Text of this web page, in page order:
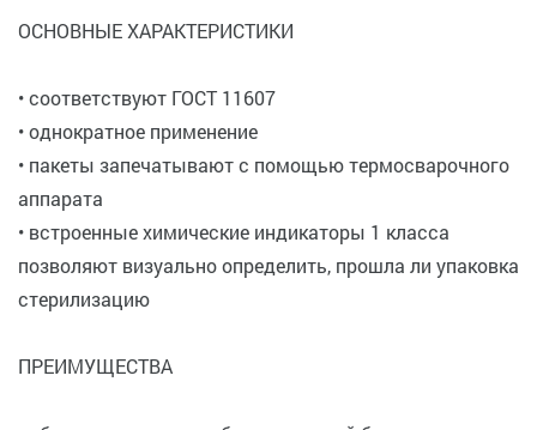
ОСНОВНЫЕ ХАРАКТЕРИСТИКИ
• соответствуют ГОСТ 11607
• однократное применение
• пакеты запечатывают с помощью термосварочного
аппарата
• встроенные химические индикаторы 1 класса
позволяют визуально определить, прошла ли упаковка
стерилизацию
ПРЕИМУЩЕСТВА